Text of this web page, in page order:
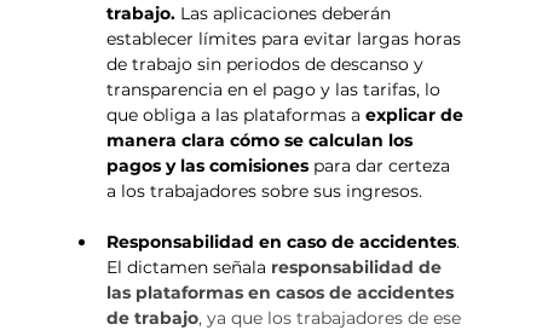
trabajo. Las aplicaciones deberán
establecer límites para evitar largas horas
de trabajo sin periodos de descanso y
transparencia en el pago y las tarifas, lo
que obliga a las plataformas a explicar de
manera clara cómo se calculan los
pagos y las comisiones para dar certeza
a los trabajadores sobre sus ingresos.
Responsabilidad en caso de accidentes.
El dictamen señala responsabilidad de
las plataformas en casos de accidentes
de trabajo, ya que los trabajadores de ese